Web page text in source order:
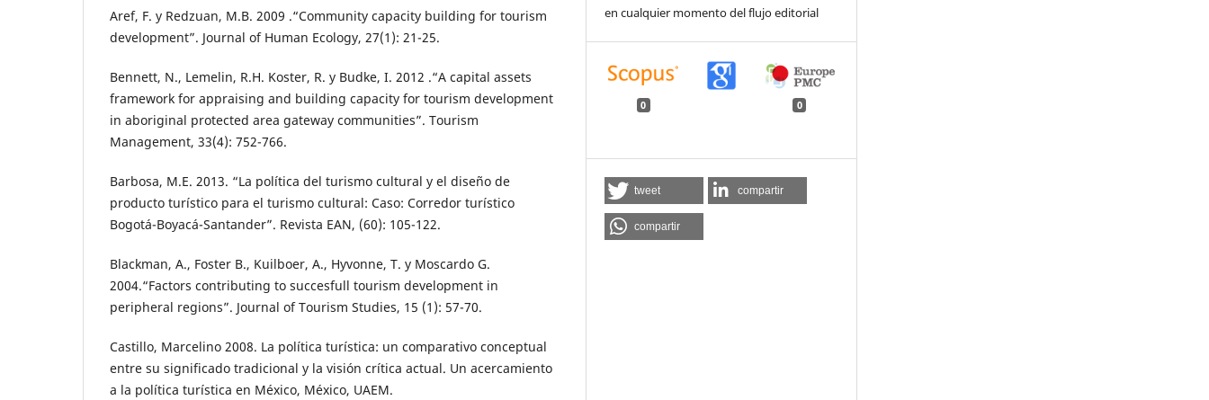
Aref, F. y Redzuan, M.B. 2009 .“Community capacity building for tourism
development”. Journal of Human Ecology, 27(1): 21-25.
Bennett, N., Lemelin, R.H. Koster, R. y Budke, I. 2012 .“A capital assets
framework for appraising and building capacity for tourism development
in aboriginal protected area gateway communities”. Tourism
Management, 33(4): 752-766.
Barbosa, M.E. 2013. “La política del turismo cultural y el diseño de
producto turístico para el turismo cultural: Caso: Corredor turístico
Bogotá-Boyacá-Santander”. Revista EAN, (60): 105-122.
Blackman, A., Foster B., Kuilboer, A., Hyvonne, T. y Moscardo G.
2004.“Factors contributing to succesfull tourism development in
peripheral regions”. Journal of Tourism Studies, 15 (1): 57-70.
Castillo, Marcelino 2008. La política turística: un comparativo conceptual
entre su significado tradicional y la visión crítica actual. Un acercamiento
a la política turística en México, México, UAEM.
en cualquier momento del flujo editorial
0 0
tweet compartir
compartir